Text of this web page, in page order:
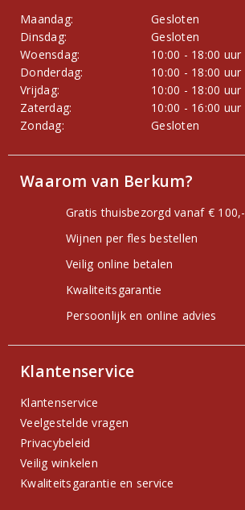
Maandag:
Gesloten
Dinsdag:
Gesloten
Woensdag:
10:00 - 18:00 uur
Donderdag:
10:00 - 18:00 uur
Vrijdag:
10:00 - 18:00 uur
Zaterdag:
10:00 - 16:00 uur
Zondag:
Gesloten
Waarom van Berkum?
Gratis thuisbezorgd vanaf € 100,-
Wijnen per fles bestellen
Veilig online betalen
Kwaliteitsgarantie
Persoonlijk en online advies
Klantenservice
Klantenservice
Veelgestelde vragen
Privacybeleid
Veilig winkelen
Kwaliteitsgarantie en service